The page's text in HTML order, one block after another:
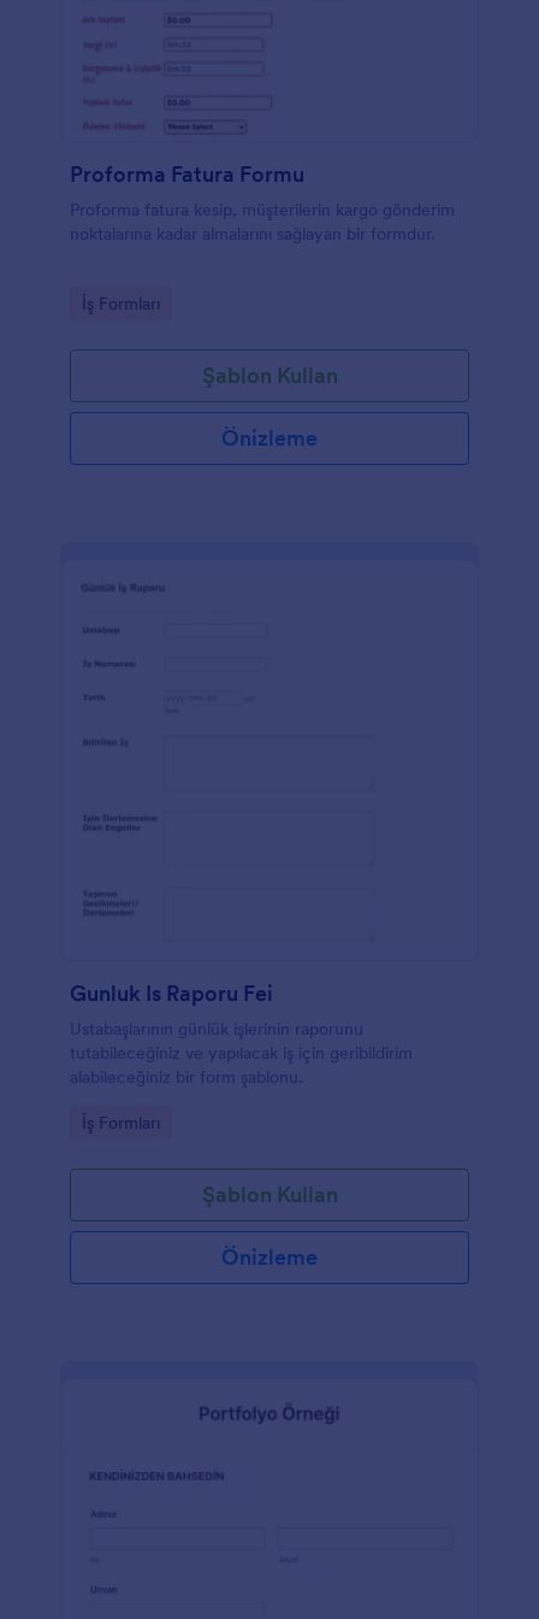
Proforma Fatura Formu
Proforma fatura kesip, müşterilerin kargo gönderim
noktalarına kadar almalarını sağlayan bir formdur.
Go to Category:
İş Formları
Şablon Kullan
Önizleme
Gunluk Is Raporu Fei
Ustabaşlarının günlük işlerinin raporunu
tutabileceğiniz ve yapılacak iş için geribildirim
alabileceğiniz bir form şablonu.
Go to Category:
İş Formları
Şablon Kullan
Önizleme